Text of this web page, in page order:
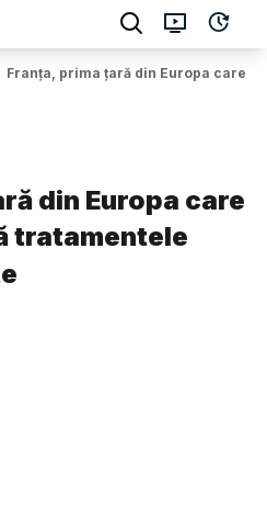
Franța, prima țară din Europa care
din Europa care
tratamentele